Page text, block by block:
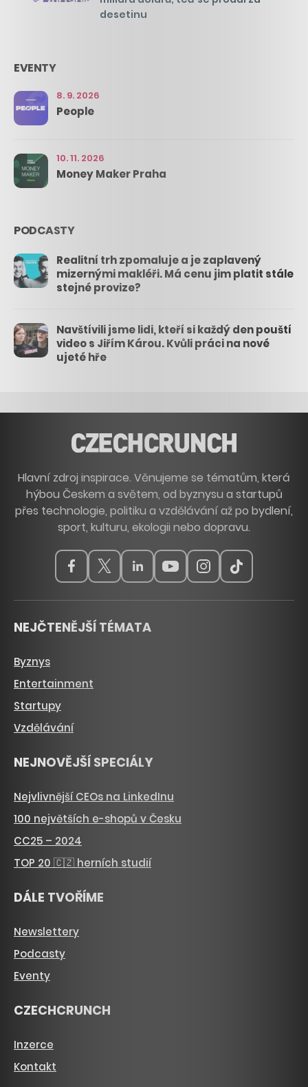
desetinu
EVENTY
8. 9. 2026
People
10. 11. 2026
Money Maker Praha
PODCASTY
Realitní trh zpomaluje a je zaplavený
mizernými makléři. Má cenu jim platit stále
stejné provize?
Navštívili jsme lidi, kteří si každý den pouští
video s Jiřím Károu. Kvůli práci na nové
ujeté hře
Hlavní zdroj inspirace. Věnujeme se tématům, která
hýbou Českem a světem, od byznysu a startupů
přes technologie, politiku a vzdělávání až po bydlení,
sport, kulturu, ekologii nebo dopravu.
NEJČTENĚJŠÍ TÉMATA
Byznys
Entertainment
Startupy
Vzdělávání
NEJNOVĚJŠÍ SPECIÁLY
Nejvlivnější CEOs na LinkedInu
100 největších e-shopů v Česku
CC25 – 2024
TOP 20 🇨🇿 herních studií
DÁLE TVOŘÍME
Newslettery
Podcasty
Eventy
CZECHCRUNCH
Inzerce
Kontakt